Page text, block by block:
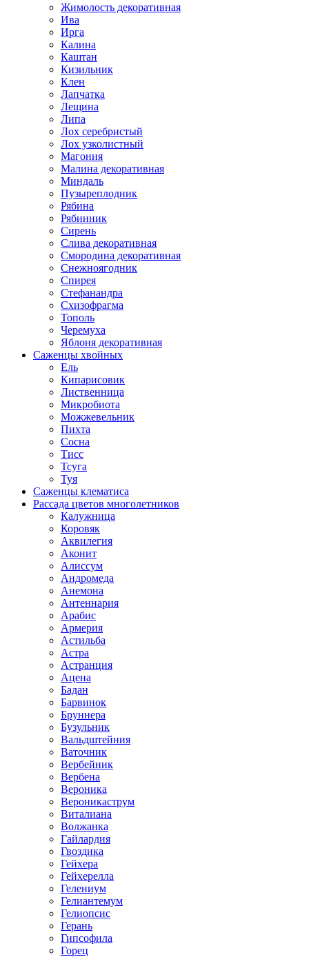
Жимолость декоративная
Ива
Ирга
Калина
Каштан
Кизильник
Клен
Лапчатка
Лещина
Липа
Лох серебристый
Лох узколистный
Магония
Малина декоративная
Миндаль
Пузыреплодник
Рябина
Рябинник
Сирень
Слива декоративная
Смородина декоративная
Снежноягодник
Спирея
Стефанандра
Схизофрагма
Тополь
Черемуха
Яблоня декоративная
Саженцы хвойных
Ель
Кипарисовик
Лиственница
Микробиота
Можжевельник
Пихта
Сосна
Тисс
Тсуга
Туя
Саженцы клематиса
Рассада цветов многолетников
Калужница
Коровяк
Аквилегия
Аконит
Алиссум
Андромеда
Анемона
Антеннария
Арабис
Армерия
Астильба
Астра
Астранция
Ацена
Бадан
Барвинок
Бруннера
Бузульник
Вальдштейния
Ваточник
Вербейник
Вербена
Вероника
Вероникаструм
Виталиана
Волжанка
Гайлардия
Гвоздика
Гейхера
Гейхерелла
Гелениум
Гелиантемум
Гелиопсис
Герань
Гипсофила
Горец